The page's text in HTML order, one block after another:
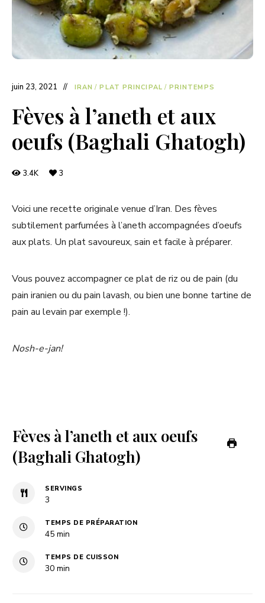
juin 23, 2021 IRAN / PLAT PRINCIPAL / PRINTEMPS
Fèves à l’aneth et aux
oeufs (Baghali Ghatogh)
3.4K 3
Voici une recette originale venue d’Iran. Des fèves
subtilement parfumées à l’aneth accompagnées d’oeufs
aux plats. Un plat savoureux, sain et facile à préparer.
Vous pouvez accompagner ce plat de riz ou de pain (du
pain iranien ou du pain lavash, ou bien une bonne tartine de
pain au levain par exemple !).
Nosh-e-jan!
Fèves à l’aneth et aux oeufs
(Baghali Ghatogh)
SERVINGS
3
TEMPS DE PRÉPARATION
45minutes
min
TEMPS DE CUISSON
30minutes
min